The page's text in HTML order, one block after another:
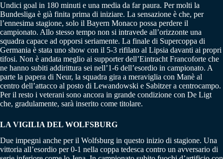
Undici goal in 180 minuti e una media da far paura. Per molti la
Bundesliga è già finita prima di iniziare. La sensazione è che, per
l’ennesima stagione, solo il Bayern Monaco possa perdere il
campionato. Allo stesso tempo non si intravede all’orizzonte una
squadra capace ad opporsi seriamente. La finale di Supercoppa di
Germania è stata uno show con il 5-3 rifilato al Lipsia davanti ai propri
tifosi. Non è andata meglio ai supporter dell’Eintracht Francoforte che
ne hanno subiti addirittura sei nell’1-6 dell’esordio in campionato. A
parte la papera di Neur, la squadra gira a meraviglia con Manè al
centro dell’attacco al posto di Lewandowski e Sabitzer a centrocampo.
Per il resto i veterani sono ancora in grande condizione con De Ligt
che, gradulamente, sarà inserito come titolare.
LA VIGILIA DEL WOLFSBURG
Due impegni anche per il Wolfsburg in questo inizio di stagione. Una
vittoria all’esordio per 0-1 nella coppa tedesca contro un avversario di